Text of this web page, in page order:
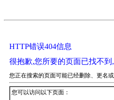
HTTP错误404信息
很抱歉,您所要的页面已找不到
您正在搜索的页面可能已经删除、更名或
您可以访问以下页面：